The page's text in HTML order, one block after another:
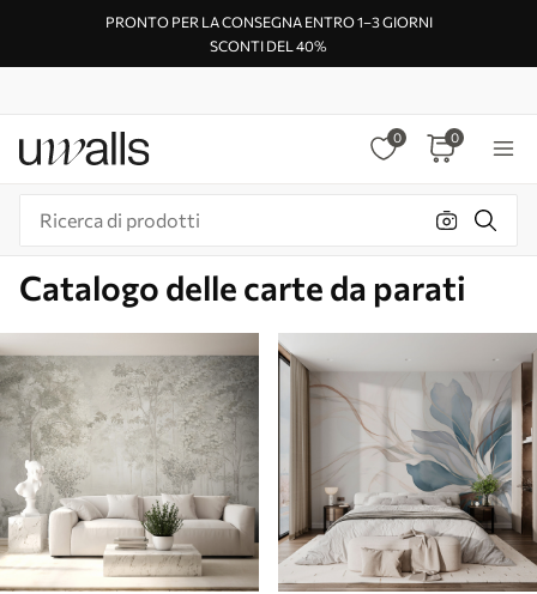
PRONTO PER LA CONSEGNA ENTRO 1–3 GIORNI
SCONTI DEL 40%
0 0
Catalogo delle carte da parati